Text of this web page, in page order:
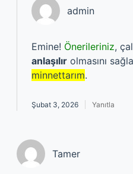
admin
Emine! Önerileriniz,
anlaşılır olmasını
minnettarım.
Şubat 3, 2026 Yanıtla
Tamer